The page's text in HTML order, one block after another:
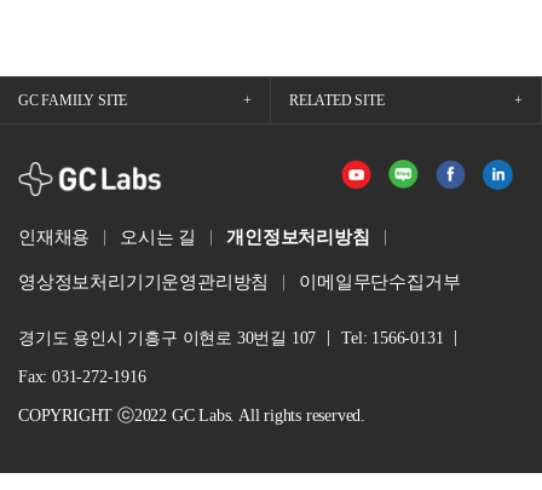
GC FAMILY SITE RELATED SITE
GCLabs
인재채용 오시는 길 개인정보처리방침
영상정보처리기기운영관리방침 이메일무단수집거부
경기도 용인시 기흥구 이현로 30번길 107 Tel: 1566-0131
Fax: 031-272-1916
COPYRIGHT ⓒ2022 GC Labs. All rights reserved.